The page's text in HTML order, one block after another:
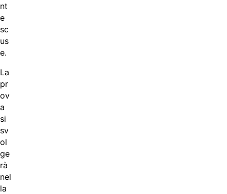
nt
e
sc
us
e.
La
pr
ov
a
si
sv
ol
ge
rà
nel
la